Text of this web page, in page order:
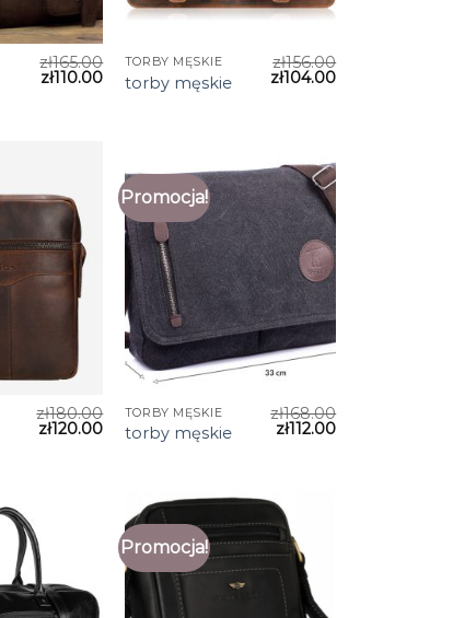
zł165.00
zł110.00
TORBY MĘSKIE
torby męskie
zł156.00
zł104.00
zł180.00
zł120.00
Promocja!
TORBY MĘSKIE
torby męskie
zł168.00
zł112.00
Promocja!